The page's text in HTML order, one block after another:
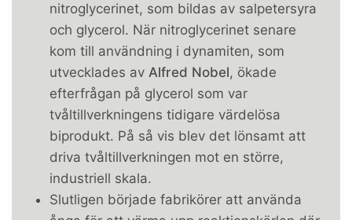
nitroglycerinet, som bildas av salpetersyra
och glycerol. När nitroglycerinet senare
kom till användning i dynamiten, som
utvecklades av Alfred Nobel, ökade
efterfrågan på glycerol som var
tvåltillverkningens tidigare värdelösa
biprodukt. På så vis blev det lönsamt att
driva tvåltillverkningen mot en större,
industriell skala.
Slutligen började fabrikörer att använda